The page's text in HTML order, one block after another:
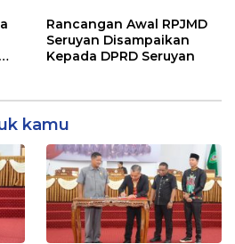
Rancangan Awal RPJMD
Seruyan Disampaikan
Kepada DPRD Seruyan
kamu